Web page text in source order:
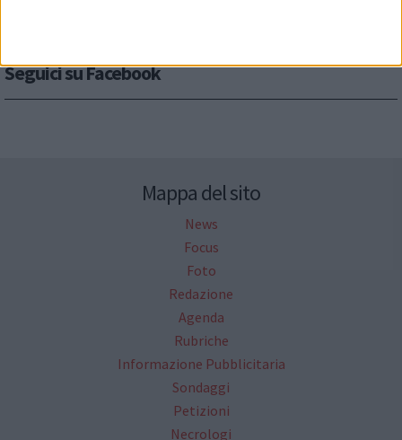
Seguici su Facebook
Mappa del sito
News
Focus
Foto
Redazione
Agenda
Rubriche
Informazione Pubblicitaria
Sondaggi
Petizioni
Necrologi